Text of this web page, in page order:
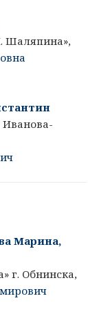
Шаляпина»,
Марина,
г. Обнинска,